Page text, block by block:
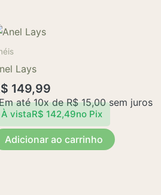
Lays
149,99
até 10x deR$15,00sem juros
À vistaR$ 142,49no Pix
Adicionar ao carrinho